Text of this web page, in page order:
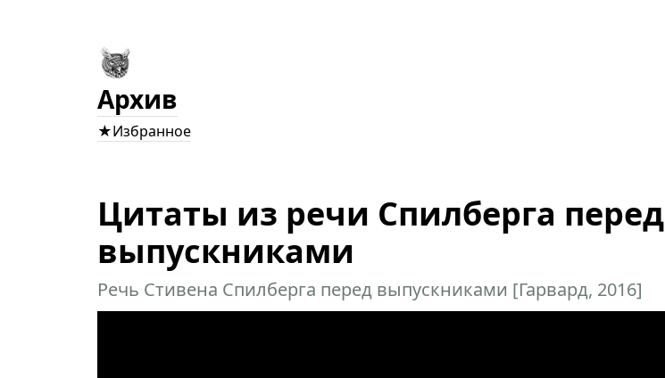
Архив
★Избранное
Цитаты из речи Спилберга перед
выпускниками
Речь Стивена Спилберга перед выпускниками [Гарвард, 2016]